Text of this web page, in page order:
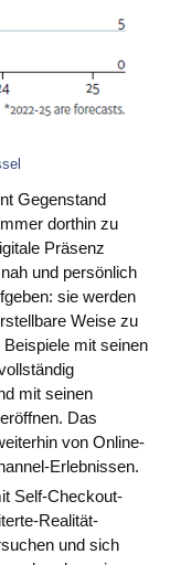
Gegenstand
dorthin zu
Präsenz
und persönlich
sie werden
Weise zu
mit seinen
mit seinen
Das
von Online-
Erlebnissen.
Self-Checkout-
Realität-
und sich